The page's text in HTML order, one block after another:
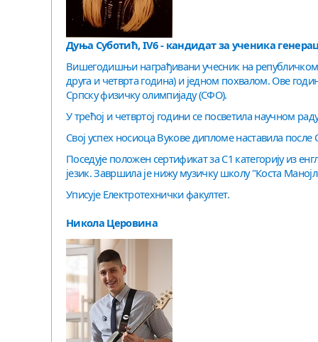
Дуња Суботић, IV6 - кандидат за ученика
Вишегодишњи награђивани учесник на републичком
друга и четврта година) и једном похвалом. Ове
Српску физичку олимпијаду (СФО).
У трећој и четвртој години се посветила научном
Свој успех носиоца Вукове дипломе наставила
Поседује положен сертификат за С1 категорију из
језик. Завршила је нижу музичку школу "Коста
Уписује Електротехнички факултет.
Никола Церовина